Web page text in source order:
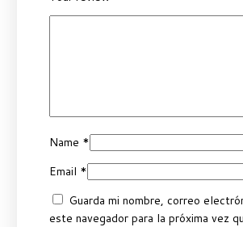
Name *
Email *
Guarda mi nombre, correo
este navegador para la próxima vez